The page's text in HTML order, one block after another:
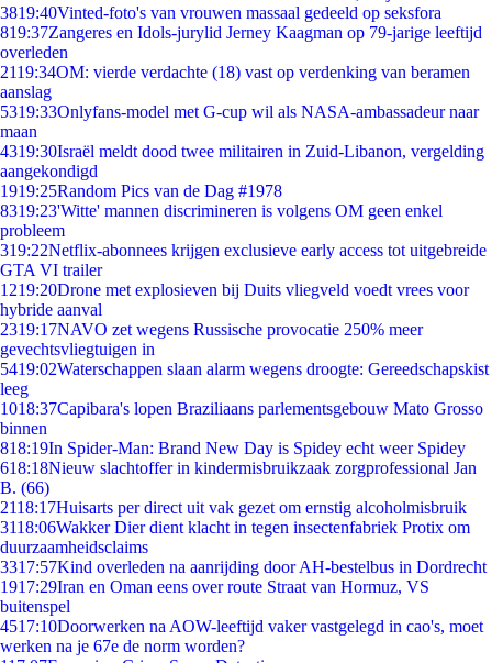
3819:40Vinted-foto's van vrouwen massaal gedeeld op seksfora
819:37Zangeres en Idols-jurylid Jerney Kaagman op 79-jarige leeftijd
overleden
2119:34OM: vierde verdachte (18) vast op verdenking van beramen
aanslag
5319:33Onlyfans-model met G-cup wil als NASA-ambassadeur naar
maan
4319:30Israël meldt dood twee militairen in Zuid-Libanon, vergelding
aangekondigd
1919:25Random Pics van de Dag #1978
8319:23'Witte' mannen discrimineren is volgens OM geen enkel
probleem
319:22Netflix-abonnees krijgen exclusieve early access tot uitgebreide
GTA VI trailer
1219:20Drone met explosieven bij Duits vliegveld voedt vrees voor
hybride aanval
2319:17NAVO zet wegens Russische provocatie 250% meer
gevechtsvliegtuigen in
5419:02Waterschappen slaan alarm wegens droogte: Gereedschapskist
leeg
1018:37Capibara's lopen Braziliaans parlementsgebouw Mato Grosso
binnen
818:19In Spider-Man: Brand New Day is Spidey echt weer Spidey
618:18Nieuw slachtoffer in kindermisbruikzaak zorgprofessional Jan
B. (66)
2118:17Huisarts per direct uit vak gezet om ernstig alcoholmisbruik
3118:06Wakker Dier dient klacht in tegen insectenfabriek Protix om
duurzaamheidsclaims
3317:57Kind overleden na aanrijding door AH-bestelbus in Dordrecht
1917:29Iran en Oman eens over route Straat van Hormuz, VS
buitenspel
4517:10Doorwerken na AOW-leeftijd vaker vastgelegd in cao's, moet
werken na je 67e de norm worden?